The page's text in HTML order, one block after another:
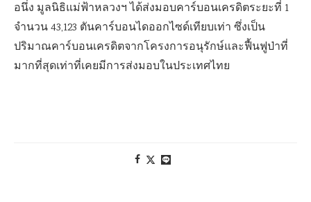
อนึ่ง มูลนิธิแม่ฟ้าหลวงฯ ได้ส่งมอบคาร์บอนเครดิตระยะที่ 1
จำนวน 43,123 ตันคาร์บอนไดออกไซด์เทียบเท่า ซึ่งเป็น
ปริมาณคาร์บอนเครดิตจากโครงการอนุรักษ์และฟื้นฟูป่าที่
มากที่สุดเท่าที่เคยมีการส่งมอบในประเทศไทย